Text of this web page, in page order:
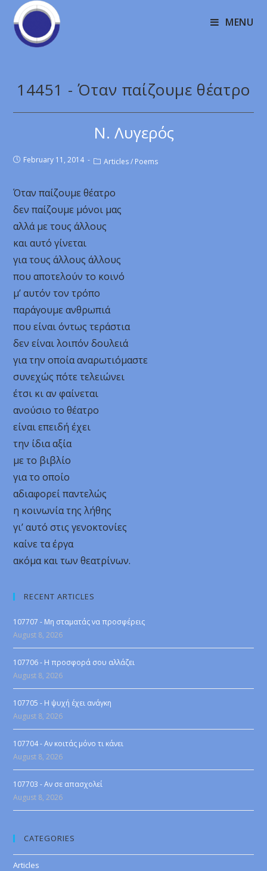
MENU
14451 - Όταν παίζουμε θέατρο
Ν. Λυγερός
February 11, 2014 Articles / Poems
Όταν παίζουμε θέατρο
δεν παίζουμε μόνοι μας
αλλά με τους άλλους
και αυτό γίνεται
για τους άλλους άλλους
που αποτελούν το κοινό
μ’ αυτόν τον τρόπο
παράγουμε ανθρωπιά
που είναι όντως τεράστια
δεν είναι λοιπόν δουλειά
για την οποία αναρωτιόμαστε
συνεχώς πότε τελειώνει
έτσι κι αν φαίνεται
ανούσιο το θέατρο
είναι επειδή έχει
την ίδια αξία
με το βιβλίο
για το οποίο
αδιαφορεί παντελώς
η κοινωνία της λήθης
γι’ αυτό στις γενοκτονίες
καίνε τα έργα
ακόμα και των θεατρίνων.
RECENT ARTICLES
107707 - Μη σταματάς να προσφέρεις
August 8, 2026
107706 - Η προσφορά σου αλλάζει
August 8, 2026
107705 - Η ψυχή έχει ανάγκη
August 8, 2026
107704 - Αν κοιτάς μόνο τι κάνει
August 8, 2026
107703 - Αν σε απασχολεί
August 8, 2026
CATEGORIES
Articles